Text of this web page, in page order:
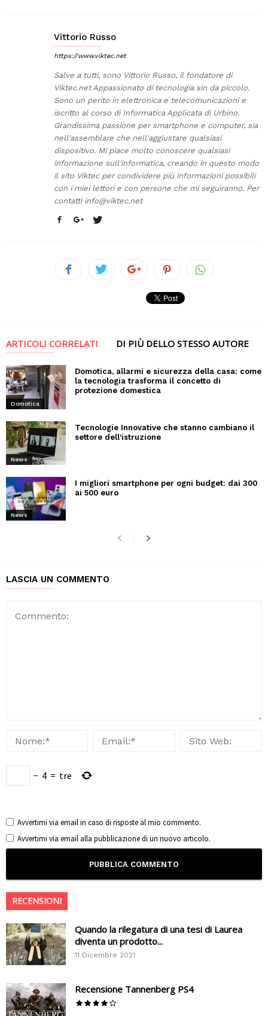
Vittorio Russo
https://www.viktec.net
Salve a tutti, sono Vittorio Russo, il fondatore di
Viktec.net Appassionato di tecnologia sin da piccolo.
Sono un perito in elettronica e telecomunicazioni e
iscritto al corso di Informatica Applicata di Urbino.
Grandissima passione per smartphone e computer, sia
nell'assemblare che nell'aggiustare qualsiasi
dispositivo. Mi piace molto conoscere qualsiasi
informazione sull'informatica, creando in questo modo
il sito Viktec per condividere più informazioni possibili
con i miei lettori e con persone che mi seguiranno. Per
contatti info@viktec.net
ARTICOLI CORRELATI DI PIÙ DELLO STESSO AUTORE
Domotica
Domotica, allarmi e sicurezza della casa: come
la tecnologia trasforma il concetto di
protezione domestica
News
Tecnologie Innovative che stanno cambiano il
settore dell’istruzione
News
I migliori smartphone per ogni budget: dai 300
ai 500 euro
LASCIA UN COMMENTO
− 4 = tre
Avvertimi via email in caso di risposte al mio commento.
Avvertimi via email alla pubblicazione di un nuovo articolo.
RECENSIONI
Quando la rilegatura di una tesi di Laurea
diventa un prodotto...
11 Dicembre 2021
Recensione Tannenberg PS4